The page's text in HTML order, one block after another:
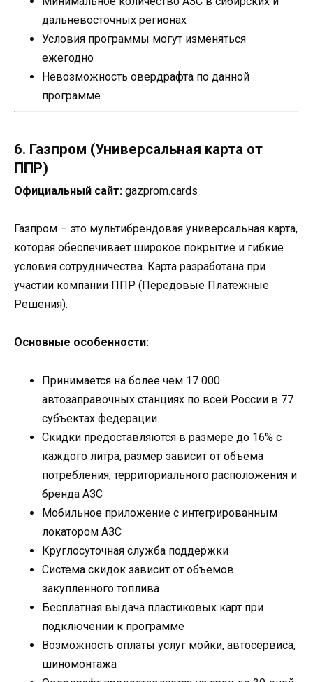
дальневосточных регионах
Условия программы могут изменяться
ежегодно
Невозможность овердрафта по данной
программе
6. Газпром (Универсальная карта от
ППР)
Официальный сайт: gazprom.cards
Газпром – это мультибрендовая универсальная карта,
которая обеспечивает широкое покрытие и гибкие
условия сотрудничества. Карта разработана при
участии компании ППР (Передовые Платежные
Решения).
Основные особенности:
Принимается на более чем 17 000
автозаправочных станциях по всей России в 77
субъектах федерации
Скидки предоставляются в размере до 16% с
каждого литра, размер зависит от объема
потребления, территориального расположения и
бренда АЗС
Мобильное приложение с интегрированным
локатором АЗС
Круглосуточная служба поддержки
Система скидок зависит от объемов
закупленного топлива
Бесплатная выдача пластиковых карт при
подключении к программе
Возможность оплаты услуг мойки, автосервиса,
шиномонтажа